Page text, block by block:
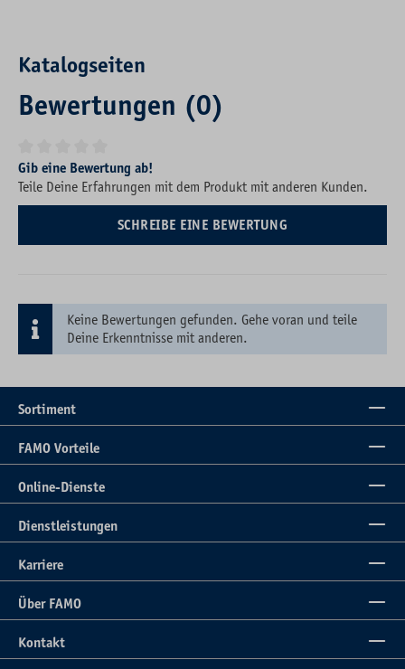
Katalogseiten
Bewertungen (0)
Durchschnittliche Bewertung von 0 von 5 Sternen
Gib eine Bewertung ab!
Teile Deine Erfahrungen mit dem Produkt mit anderen Kunden.
SCHREIBE EINE BEWERTUNG
Keine Bewertungen gefunden. Gehe voran und teile
Deine Erkenntnisse mit anderen.
Sortiment
FAMO Vorteile
Online-Dienste
Dienstleistungen
Karriere
Über FAMO
Kontakt